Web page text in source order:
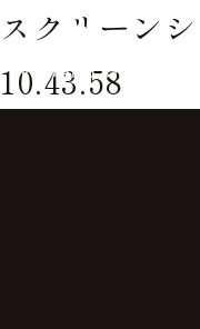
スクリーン
10.43.58